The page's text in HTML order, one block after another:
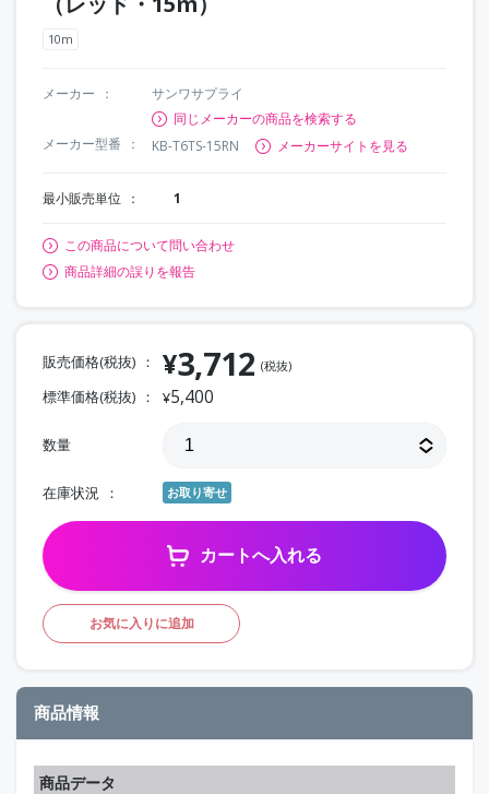
10m
メーカー
サンワサプライ
同じメーカーの商品を検索する
メーカー型番
KB-T6TS-15RN メーカーサイトを見る
最小販売単位 1
この商品について問い合わせ
商品詳細の誤りを報告
販売価格(税抜) ¥3,712 (税抜)
標準価格(税抜) ¥5,400
数量
在庫状況 お取り寄せ
カートへ入れる
お気に入りに追加
商品情報
商品データ